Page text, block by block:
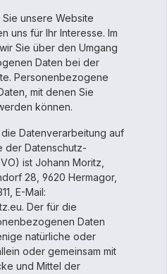
unsere Website
uns für Ihr Interesse. Im
Sie über den Umgang
Daten bei der
Personenbezogene
mit denen Sie
können.
Datenverarbeitung auf
der Datenschutz-
ist Johann Moritz,
28, 9620 Hermagor,
E-Mail:
Der für die
Daten
natürliche oder
oder gemeinsam mit
und Mittel der